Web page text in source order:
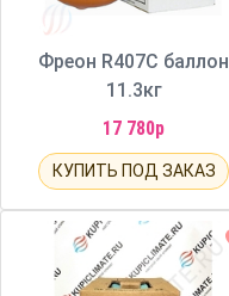
Фреон R407C баллон
11.3кг
17 780р
КУПИТЬ ПОД ЗАКАЗ